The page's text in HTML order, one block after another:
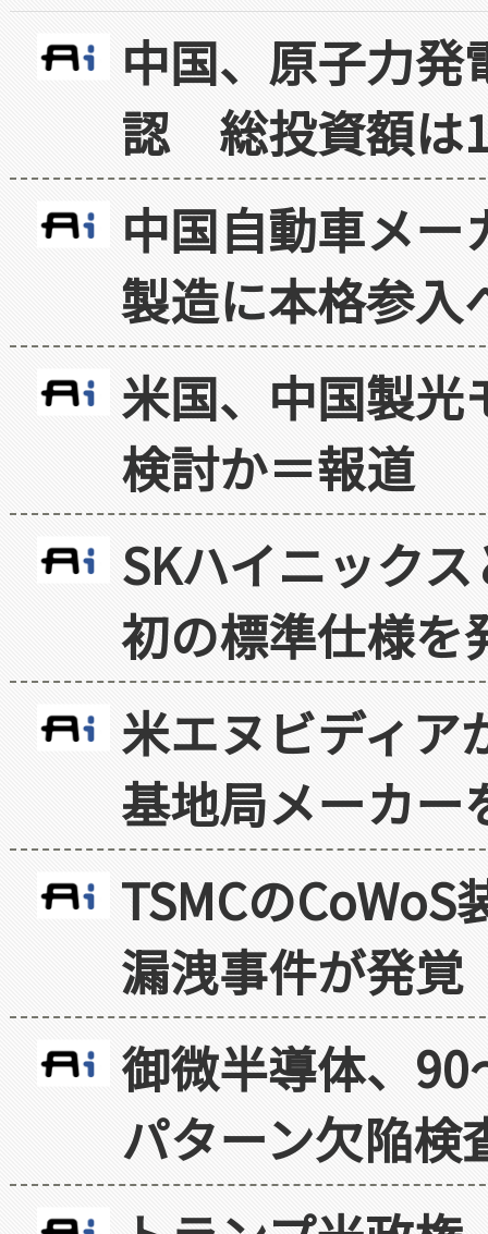
中国、原子力
認 総投資額は
中国自動車メ
製造に本格参入
米国、中国製光
検討か＝報道
SKハイニック
初の標準仕様を
米エヌビディア
基地局メーカー
TSMCの
漏洩事件が発覚
御微半導体、
パターン欠陥検